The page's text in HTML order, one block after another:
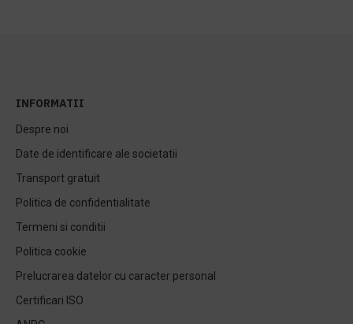
INFORMATII
Despre noi
Date de identificare ale societatii
Transport gratuit
Politica de confidentialitate
Termeni si conditii
Politica cookie
Prelucrarea datelor cu caracter personal
Certificari ISO